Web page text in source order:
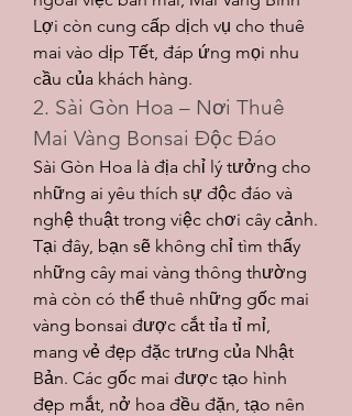
Lợi còn cung cấp dịch vụ cho thuê
mai vào dịp Tết, đáp ứng mọi nhu
cầu của khách hàng.
2. Sài Gòn Hoa – Nơi Thuê
Mai Vàng Bonsai Độc Đáo
Sài Gòn Hoa là địa chỉ lý tưởng cho
những ai yêu thích sự độc đáo và
nghệ thuật trong việc chơi cây cảnh.
Tại đây, bạn sẽ không chỉ tìm thấy
những cây mai vàng thông thường
mà còn có thể thuê những gốc mai
vàng bonsai được cắt tỉa tỉ mỉ,
mang vẻ đẹp đặc trưng của Nhật
Bản. Các gốc mai được tạo hình
đẹp mắt, nở hoa đều đặn, tạo nên